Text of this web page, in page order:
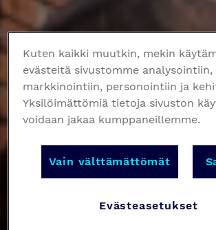
Kuten kaikki muutkin, mekin
evästeitä sivustomme analysointiin,
markkinointiin, personointiin ja
Yksilöimättömiä tietoja sivuston
voidaan jakaa kumppaneillemme.
Vain välttämättömät
Evästeasetukset